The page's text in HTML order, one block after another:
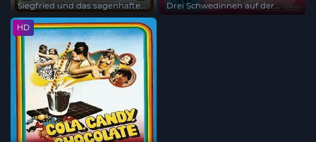
Siegfried
Siegfried und das sagenhafte
Liebesleben der Nibelungen
Reeperbahn
Drei Schwedinnen auf der
HD